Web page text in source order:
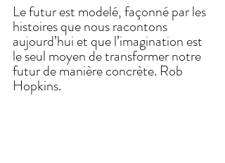
Le futur est modelé, façonné par les
histoires que nous racontons
aujourd’hui et que l’imagination est
le seul moyen de transformer notre
futur de manière concrète. Rob
Hopkins.